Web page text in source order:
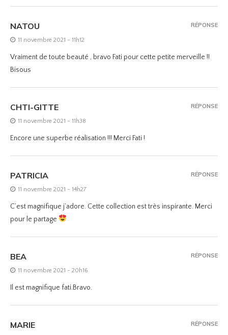
NATOU
11 novembre 2021 - 11h12
Vraiment de toute beauté , bravo Fati pour cette petite merveille !!
Bisous
RÉPONSE
CHTI-GITTE
11 novembre 2021 - 11h38
Encore une superbe réalisation !!! Merci Fati !
RÉPONSE
PATRICIA
11 novembre 2021 - 14h27
C’est magnifique j’adore. Cette collection est très inspirante. Merci
pour le partage
RÉPONSE
BEA
11 novembre 2021 - 20h16
Il est magnifique fati.Bravo.
RÉPONSE
MARIE RÉPONSE